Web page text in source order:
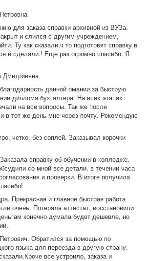
для заказа справки архивной из ВУЗа.
и слился с другим учреждением,
Ту как сказали,ч то подготовят справку в
и сделали.! Еще раз огромно спасибо. Я
Дмитриевна
данной омании за быструю
диплома бухгалтера. На всех этапах
на все вопросы. Так же после
в тот же день мне через почту. Рекомендую
четко, без соплей. Заказывал корочки
справку об обучении в колледже.
со мной все детали. в течении часа
и проверки. В итоге получила
Прекрасная и главное быстрая работа
очень. Потеряла аттестат, восстановили
конечно думала будет дешевле, но
Обратился за помощью по
языка для переезда в другую страну.
все устроило, заказа и